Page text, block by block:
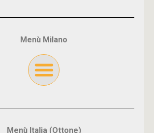
Menù Milano
Menù Italia (Ottone)